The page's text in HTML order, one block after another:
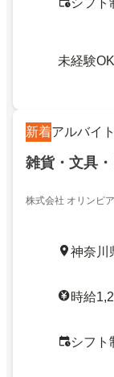
未経験OK
新着アルバイ
雑貨・文具
株式会社 オリンピア
神奈川
時給
シフト